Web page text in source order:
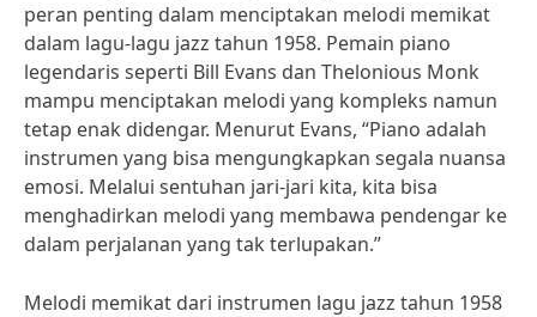
peran penting dalam menciptakan melodi memikat
dalam lagu-lagu jazz tahun 1958. Pemain piano
legendaris seperti Bill Evans dan Thelonious Monk
mampu menciptakan melodi yang kompleks namun
tetap enak didengar. Menurut Evans, “Piano adalah
instrumen yang bisa mengungkapkan segala nuansa
emosi. Melalui sentuhan jari-jari kita, kita bisa
menghadirkan melodi yang membawa pendengar ke
dalam perjalanan yang tak terlupakan.”
Melodi memikat dari instrumen lagu jazz tahun 1958